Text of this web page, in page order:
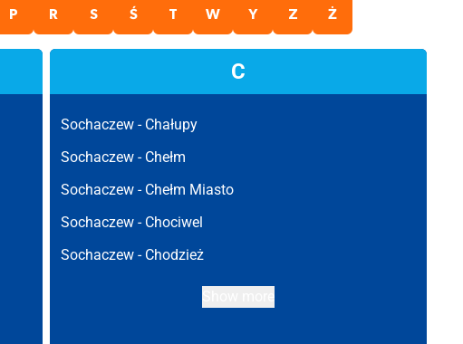
P R S Ś T W Y Z Ż
C
Sochaczew - Chałupy
Sochaczew - Chełm
Sochaczew - Chełm Miasto
Sochaczew - Chociwel
Sochaczew - Chodzież